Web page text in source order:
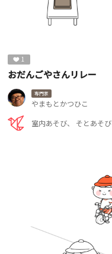
1
おだんごやさんリレー
専門家
やまもとかつひこ
室内あそび
そとあそび